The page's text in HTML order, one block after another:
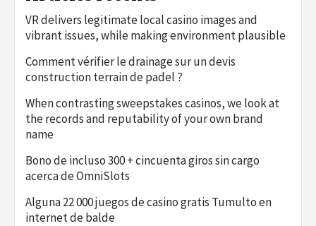
VR delivers legitimate local casino images and
vibrant issues, while making environment plausible
Comment vérifier le drainage sur un devis
construction terrain de padel ?
When contrasting sweepstakes casinos, we look at
the records and reputability of your own brand
name
Bono de incluso 300 + cincuenta giros sin cargo
acerca de OmniSlots
Alguna 22 000 juegos de casino gratis Tumulto en
internet de balde